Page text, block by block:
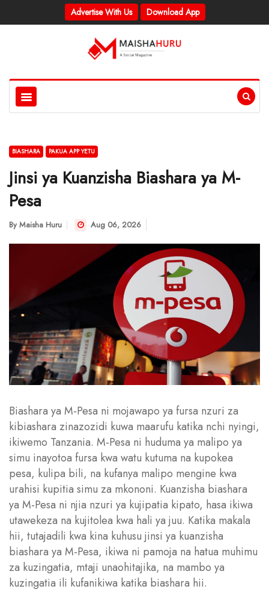
Advertise With Us Download App
BIASHARA PAKUA APP YETU
Jinsi ya Kuanzisha Biashara ya M-
Pesa
By Maisha Huru Aug 06, 2026
Biashara ya M-Pesa ni mojawapo ya fursa nzuri za
kibiashara zinazozidi kuwa maarufu katika nchi nyingi,
ikiwemo Tanzania. M-Pesa ni huduma ya malipo ya
simu inayotoa fursa kwa watu kutuma na kupokea
pesa, kulipa bili, na kufanya malipo mengine kwa
urahisi kupitia simu za mkononi. Kuanzisha biashara
ya M-Pesa ni njia nzuri ya kujipatia kipato, hasa ikiwa
utawekeza na kujitolea kwa hali ya juu. Katika makala
hii, tutajadili kwa kina kuhusu jinsi ya kuanzisha
biashara ya M-Pesa, ikiwa ni pamoja na hatua muhimu
za kuzingatia, mtaji unaohitajika, na mambo ya
kuzingatia ili kufanikiwa katika biashara hii.